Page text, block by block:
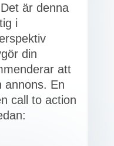
är denna
i
din
att
annons. En
call to action